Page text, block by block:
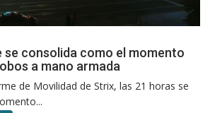
se consolida como el momento
a mano armada
de Movilidad de Strix, las 21 horas se